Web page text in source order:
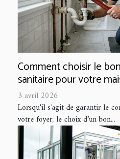
Comment choisir le
sanitaire pour votre
3 avril 2026
Lorsqu'il s'agit de garantir le
votre foyer, le choix d’un bon...